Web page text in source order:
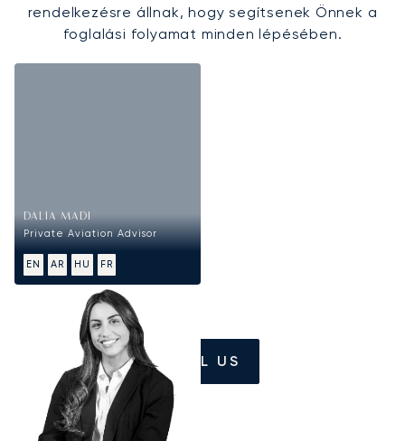
rendelkezésre állnak, hogy segítsenek Önnek a
foglalási folyamat minden lépésében.
DALIA MADI
Private Aviation Advisor
EN AR HU FR
CALL US